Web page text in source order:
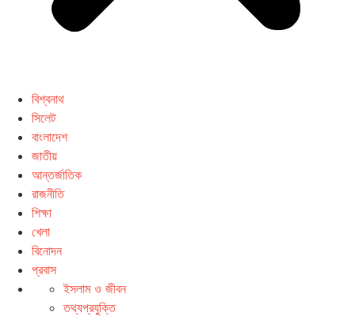
বিশ্বনাথ
সিলেট
বাংলাদেশ
জাতীয়
আন্তর্জাতিক
রাজনীতি
শিক্ষা
খেলা
বিনোদন
প্রবাস
ইসলাম ও জীবন
তথ্যপ্রযুক্তি